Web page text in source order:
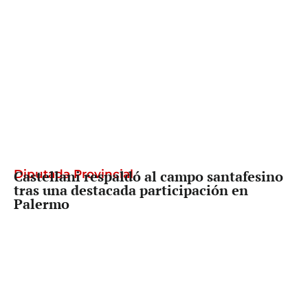
Diputada Provincial
Castellani respaldó al campo santafesino
tras una destacada participación en
Palermo